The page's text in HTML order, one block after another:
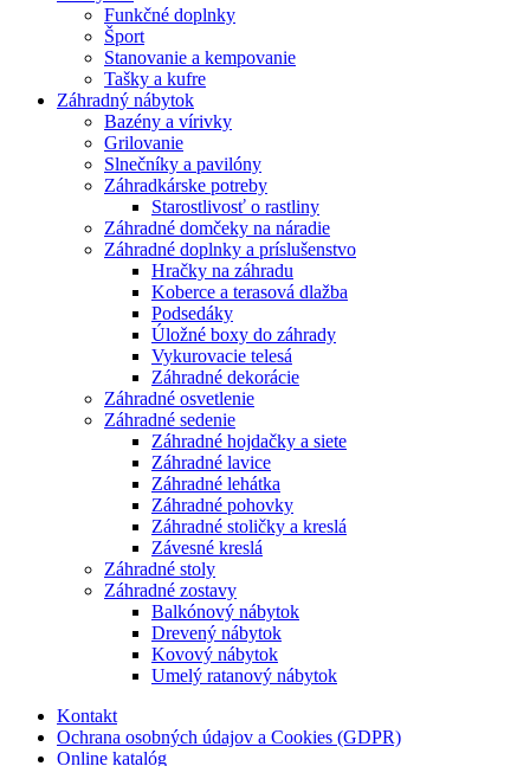
Funkčné doplnky
Šport
Stanovanie a kempovanie
Tašky a kufre
Záhradný nábytok
Bazény a vírivky
Grilovanie
Slnečníky a pavilóny
Záhradkárske potreby
Starostlivosť o rastliny
Záhradné domčeky na náradie
Záhradné doplnky a príslušenstvo
Hračky na záhradu
Koberce a terasová dlažba
Podsedáky
Úložné boxy do záhrady
Vykurovacie telesá
Záhradné dekorácie
Záhradné osvetlenie
Záhradné sedenie
Záhradné hojdačky a siete
Záhradné lavice
Záhradné lehátka
Záhradné pohovky
Záhradné stoličky a kreslá
Závesné kreslá
Záhradné stoly
Záhradné zostavy
Balkónový nábytok
Drevený nábytok
Kovový nábytok
Umelý ratanový nábytok
Kontakt
Ochrana osobných údajov a Cookies (GDPR)
Online katalóg